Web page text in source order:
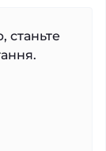
станьте